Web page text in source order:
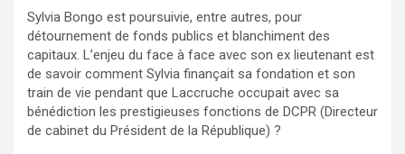
Sylvia Bongo est poursuivie, entre autres, pour
détournement de fonds publics et blanchiment des
capitaux. L’enjeu du face à face avec son ex lieutenant est
de savoir comment Sylvia finançait sa fondation et son
train de vie pendant que Laccruche occupait avec sa
bénédiction les prestigieuses fonctions de DCPR (Directeur
de cabinet du Président de la République) ?